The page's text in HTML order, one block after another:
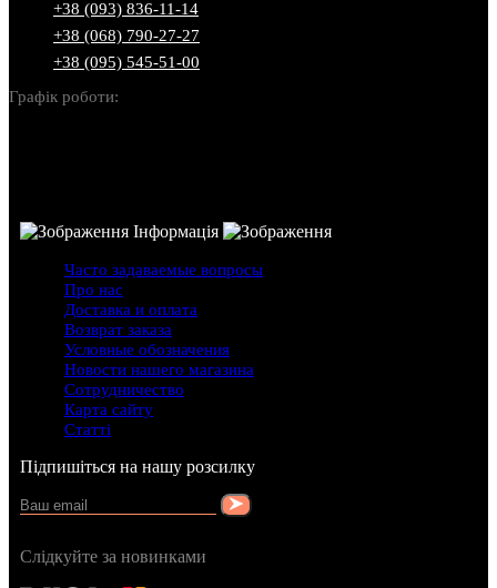
+38 (093) 836-11-14
+38 (068) 790-27-27
+38 (095) 545-51-00
Графік роботи:
Інформація
Часто задаваемые вопросы
Про нас
Доставка и оплата
Возврат заказа
Условные обозначения
Новости нашего магазина
Сотрудничество
Карта сайту
Статті
Підпишіться на нашу розсилку
Слідкуйте за новинками